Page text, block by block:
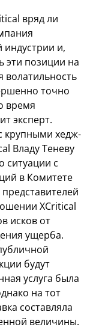
вряд ли
индустрии и,
эти позиции на
волатильность
точно
время
эксперт.
крупными хедж-
Владу Теневу
ситуации с
в Комитете
XCritical
исков от
ущерба.
будут
услуга была
на тот
составляла
величины.